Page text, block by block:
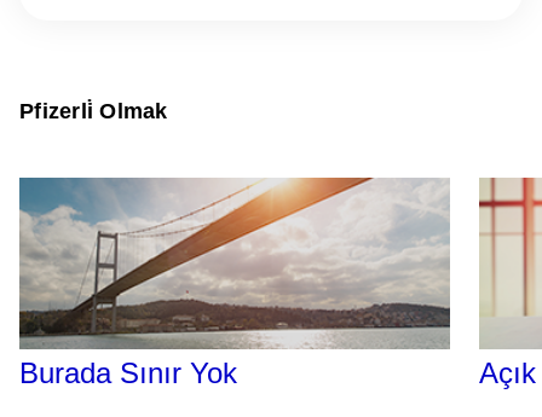
Pfizerli̇ Olmak
Burada Sınır Yok